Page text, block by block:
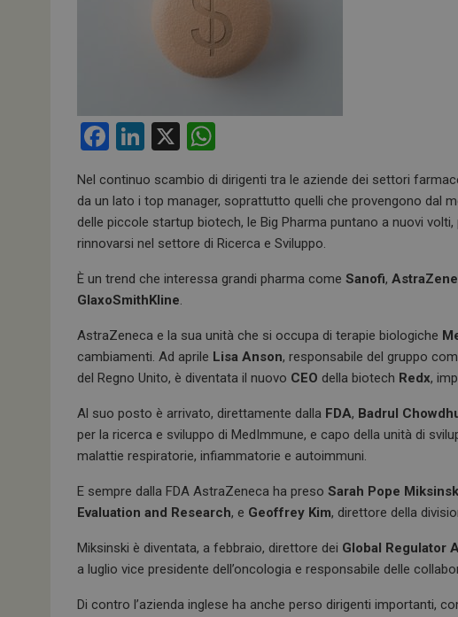
F
ce
b
o
o
k
Li
ke
dI
n
X
at
s
A
p
Nel continuo scambio di dirigenti tra le aziende dei settori
da un lato i top manager, soprattutto quelli che provengono dal
delle piccole startup biotech, le Big Pharma puntano a nuovi
rinnovarsi nel settore di Ricerca e Sviluppo.
È un trend che interessa grandi pharma come Sanofi,
GlaxoSmithKline.
AstraZeneca e la sua unità che si occupa di terapie biologiche
cambiamenti. Ad aprile Lisa Anson, responsabile del gruppo
del Regno Unito, è diventata il nuovo CEO della biotech Redx,
Al suo posto è arrivato, direttamente dalla FDA, Badrul
per la ricerca e sviluppo di MedImmune, e capo della unità di
malattie respiratorie, infiammatorie e autoimmuni.
E sempre dalla FDA AstraZeneca ha preso Sarah Pope
Evaluation and Research, e Geoffrey Kim, direttore della
Miksinski è diventata, a febbraio, direttore dei Global Regulator
a luglio vice presidente dell’oncologia e responsabile delle
Di contro l’azienda inglese ha anche perso dirigenti importanti,